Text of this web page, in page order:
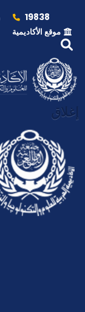
19838
موقع الأكاديمية
إغلاق